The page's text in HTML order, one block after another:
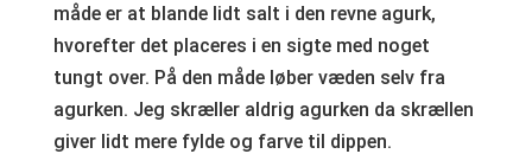
måde er at blande lidt salt i den revne agurk,
hvorefter det placeres i en sigte med noget
tungt over. På den måde løber væden selv fra
agurken. Jeg skræller aldrig agurken da skrællen
giver lidt mere fylde og farve til dippen.